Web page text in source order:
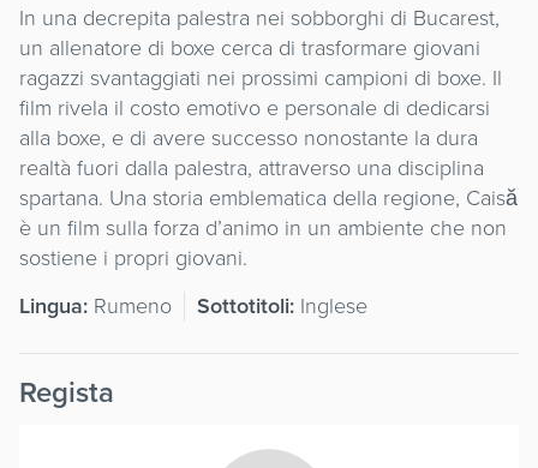
In una decrepita palestra nei sobborghi di Bucarest,
un allenatore di boxe cerca di trasformare giovani
ragazzi svantaggiati nei prossimi campioni di boxe. Il
film rivela il costo emotivo e personale di dedicarsi
alla boxe, e di avere successo nonostante la dura
realtà fuori dalla palestra, attraverso una disciplina
spartana. Una storia emblematica della regione, Caisă
è un film sulla forza d’animo in un ambiente che non
sostiene i propri giovani.
Lingua: Rumeno Sottotitoli: Inglese
Regista